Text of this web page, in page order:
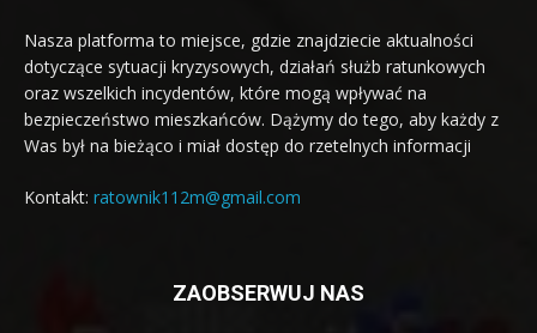
Nasza platforma to miejsce, gdzie znajdziecie aktualności
dotyczące sytuacji kryzysowych, działań służb ratunkowych
oraz wszelkich incydentów, które mogą wpływać na
bezpieczeństwo mieszkańców. Dążymy do tego, aby każdy z
Was był na bieżąco i miał dostęp do rzetelnych informacji
Kontakt: ratownik112m@gmail.com
ZAOBSERWUJ NAS